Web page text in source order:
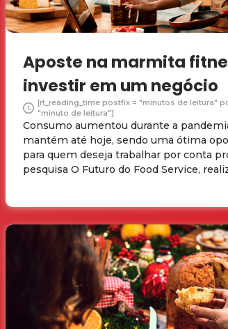
Aposte na marmita
investir em um negócio
[rt_reading_time postfix = "minutos de leitura"
"minuto de leitura"]
Consumo aumentou durante a
mantém até hoje, sendo uma ótima
para quem deseja trabalhar por conta
pesquisa O Futuro do Food Service,